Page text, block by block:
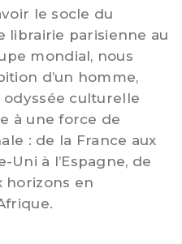
le socle du
librairie parisienne au
mondial, nous
d’un homme,
odyssée culturelle
à une force de
: de la France aux
Uni à l’Espagne, de
horizons en